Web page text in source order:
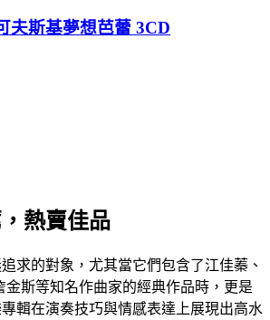
夫斯基夢想芭蕾 3CD
熱賣佳品
求的對象，尤其當它們包含了江佳蓁、
金斯等知名作曲家的經典作品時，更是
輯在演奏技巧與情感表達上展現出高水